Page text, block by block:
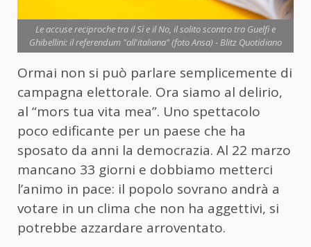
Le accuse reciproche tra il Sì e il No, il solito scontro tra Guelfi e
Ghibellini: il referendum "all'italiana" (foto Ansa) - Blitz Quotidiano
Ormai non si può parlare semplicemente di
campagna elettorale. Ora siamo al delirio,
al “mors tua vita mea”. Uno spettacolo
poco edificante per un paese che ha
sposato da anni la democrazia. Al 22 marzo
mancano 33 giorni e dobbiamo metterci
l’animo in pace: il popolo sovrano andrà a
votare in un clima che non ha aggettivi, si
potrebbe azzardare arroventato.